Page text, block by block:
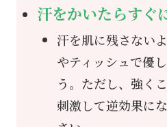
汗をかいたらすぐ
汗を肌に残さない
やティッシュで優
う。ただし、強く
刺激して逆効果に